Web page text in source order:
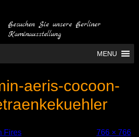
Besuchen Sie unsere Berliner
Kaminausstellung
MENU
aeris-cocoon-
Fires 766 × 766